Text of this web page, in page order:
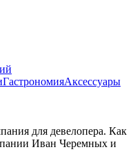
ГастрономияАксессуары
для девелопера. Как
Иван Черемных и